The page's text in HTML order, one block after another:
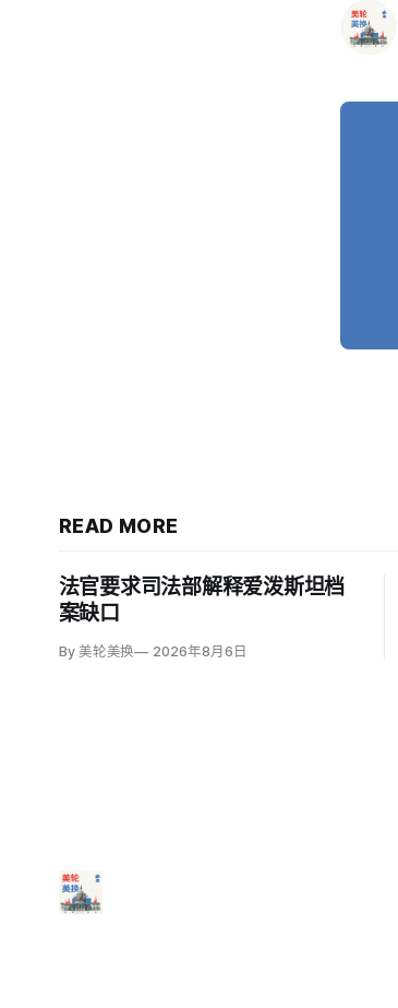
READ MORE
法官要求司法部解释爱泼斯坦档
案缺口
By 美轮美换 2026年8月6日